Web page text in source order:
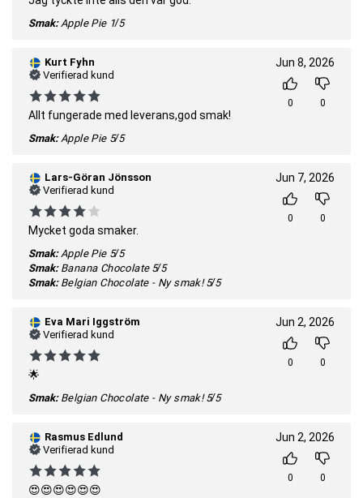
Smak: Apple Pie 1/5
Kurt Fyhn
Verifierad kund
Allt fungerade med leverans,god smak!
Smak: Apple Pie 5/5
Jun 8, 2026
0 0
Lars-Göran Jönsson
Verifierad kund
Mycket goda smaker.
Smak: Apple Pie 5/5
Smak: Banana Chocolate 5/5
Smak: Belgian Chocolate - Ny smak! 5/5
Jun 7, 2026
0 0
Eva Mari Iggström
Verifierad kund
🌟
Smak: Belgian Chocolate - Ny smak! 5/5
Jun 2, 2026
0 0
Rasmus Edlund
Verifierad kund
😍😍😍😍😍😍
Jun 2, 2026
0 0